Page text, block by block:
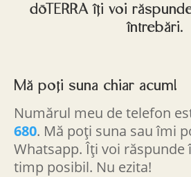
dōTERRA îți voi
întrebări.
Mă poți suna chiar acum!
Numărul meu de telefon
680. Mă poți suna sau îmi
Whatsapp. Îți voi răspunde
timp posibil. Nu ezita!